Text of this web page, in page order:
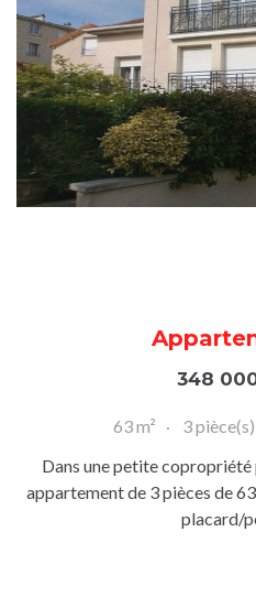
348
63 m² 3 pièce(s)
Dans une petite
appartement de 3 pièces de
placard/